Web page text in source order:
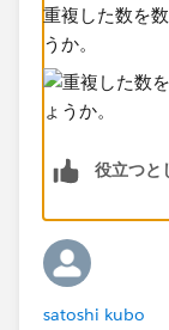
重複した数を
うか。​
役立つと
satoshi kubo